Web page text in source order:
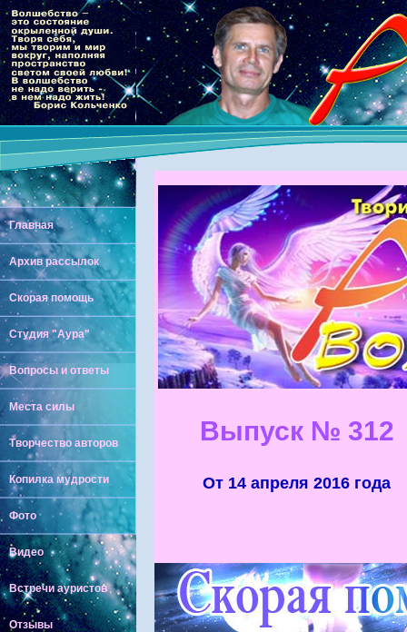
Главная
Архив рассылок
Скорая помощь
Студия "Аура"
Вопросы и ответы
Места силы
Творчество авторов
Копилка мудрости
Фото
Видео
Встречи ауристов
Отзывы
Выпуск № 312
От 14 апреля 2016 года